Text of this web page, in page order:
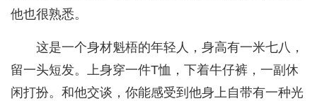
他也很熟悉。
这是一个身材魁梧的年轻人，身高有一米七八，
留一头短发。上身穿一件T恤，下着牛仔裤，一副休
闲打扮。和他交谈，你能感受到他身上自带有一种光